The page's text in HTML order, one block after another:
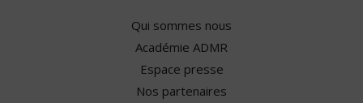
Qui sommes nous
Académie ADMR
Espace presse
Nos partenaires